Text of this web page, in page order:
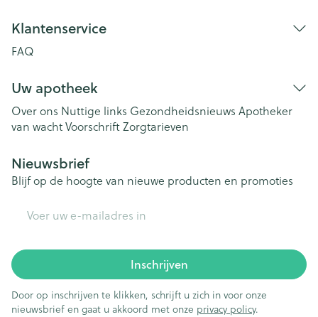
Klantenservice
FAQ
Uw apotheek
Over ons Nuttige links Gezondheidsnieuws Apotheker
van wachtVoorschriftZorgtarieven
Nieuwsbrief
Blijf op de hoogte van nieuwe producten en promoties
Inschrijven
Door op inschrijven te klikken, schrijft u zich in voor onze
nieuwsbrief en gaat u akkoord met onze privacy policy.